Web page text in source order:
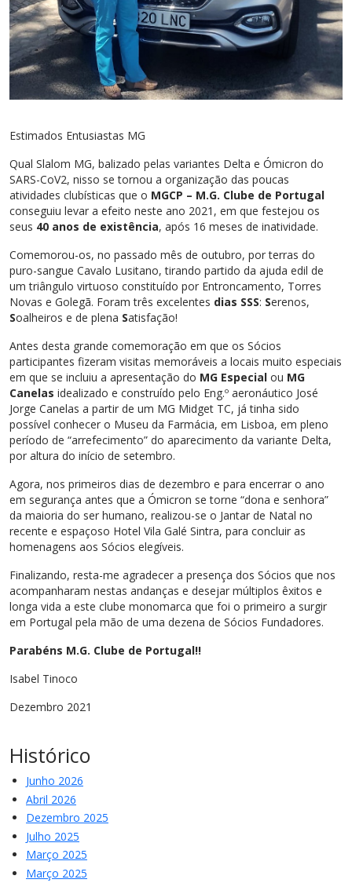
Estimados Entusiastas MG
Qual Slalom MG, balizado pelas variantes Delta e Ómicron do
SARS-CoV2, nisso se tornou a organização das poucas
atividades clubísticas que o MGCP – M.G. Clube de Portugal
conseguiu levar a efeito neste ano 2021, em que festejou os
seus 40 anos de existência, após 16 meses de inatividade.
Comemorou-os, no passado mês de outubro, por terras do
puro-sangue Cavalo Lusitano, tirando partido da ajuda edil de
um triângulo virtuoso constituído por Entroncamento, Torres
Novas e Golegã. Foram três excelentes dias SSS: Serenos,
Soalheiros e de plena Satisfação!
Antes desta grande comemoração em que os Sócios
participantes fizeram visitas memoráveis a locais muito especiais
em que se incluiu a apresentação do MG Especial ou MG
Canelas idealizado e construído pelo Eng.º aeronáutico José
Jorge Canelas a partir de um MG Midget TC, já tinha sido
possível conhecer o Museu da Farmácia, em Lisboa, em pleno
período de “arrefecimento” do aparecimento da variante Delta,
por altura do início de setembro.
Agora, nos primeiros dias de dezembro e para encerrar o ano
em segurança antes que a Ómicron se torne “dona e senhora”
da maioria do ser humano, realizou-se o Jantar de Natal no
recente e espaçoso Hotel Vila Galé Sintra, para concluir as
homenagens aos Sócios elegíveis.
Finalizando, resta-me agradecer a presença dos Sócios que nos
acompanharam nestas andanças e desejar múltiplos êxitos e
longa vida a este clube monomarca que foi o primeiro a surgir
em Portugal pela mão de uma dezena de Sócios Fundadores.
Parabéns M.G. Clube de Portugal!!
Isabel Tinoco
Dezembro 2021
Histórico
Junho 2026
Abril 2026
Dezembro 2025
Julho 2025
Março 2025
Março 2025